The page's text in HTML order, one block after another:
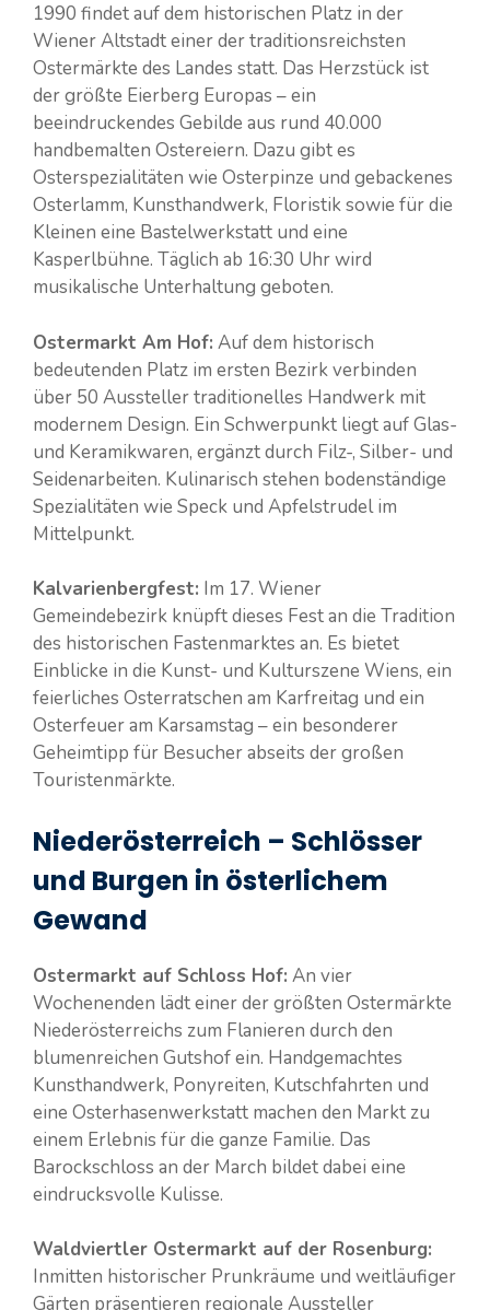
1990 findet auf dem historischen Platz in der
Wiener Altstadt einer der traditionsreichsten
Ostermärkte des Landes statt. Das Herzstück ist
der größte Eierberg Europas – ein
beeindruckendes Gebilde aus rund 40.000
handbemalten Ostereiern. Dazu gibt es
Osterspezialitäten wie Osterpinze und gebackenes
Osterlamm, Kunsthandwerk, Floristik sowie für die
Kleinen eine Bastelwerkstatt und eine
Kasperlbühne. Täglich ab 16:30 Uhr wird
musikalische Unterhaltung geboten.
Ostermarkt Am Hof: Auf dem historisch
bedeutenden Platz im ersten Bezirk verbinden
über 50 Aussteller traditionelles Handwerk mit
modernem Design. Ein Schwerpunkt liegt auf Glas-
und Keramikwaren, ergänzt durch Filz-, Silber- und
Seidenarbeiten. Kulinarisch stehen bodenständige
Spezialitäten wie Speck und Apfelstrudel im
Mittelpunkt.
Kalvarienbergfest: Im 17. Wiener
Gemeindebezirk knüpft dieses Fest an die Tradition
des historischen Fastenmarktes an. Es bietet
Einblicke in die Kunst- und Kulturszene Wiens, ein
feierliches Osterratschen am Karfreitag und ein
Osterfeuer am Karsamstag – ein besonderer
Geheimtipp für Besucher abseits der großen
Touristenmärkte.
Niederösterreich – Schlösser
und Burgen in österlichem
Gewand
Ostermarkt auf Schloss Hof: An vier
Wochenenden lädt einer der größten Ostermärkte
Niederösterreichs zum Flanieren durch den
blumenreichen Gutshof ein. Handgemachtes
Kunsthandwerk, Ponyreiten, Kutschfahrten und
eine Osterhasenwerkstatt machen den Markt zu
einem Erlebnis für die ganze Familie. Das
Barockschloss an der March bildet dabei eine
eindrucksvolle Kulisse.
Waldviertler Ostermarkt auf der Rosenburg:
Inmitten historischer Prunkräume und weitläufiger
Gärten präsentieren regionale Aussteller